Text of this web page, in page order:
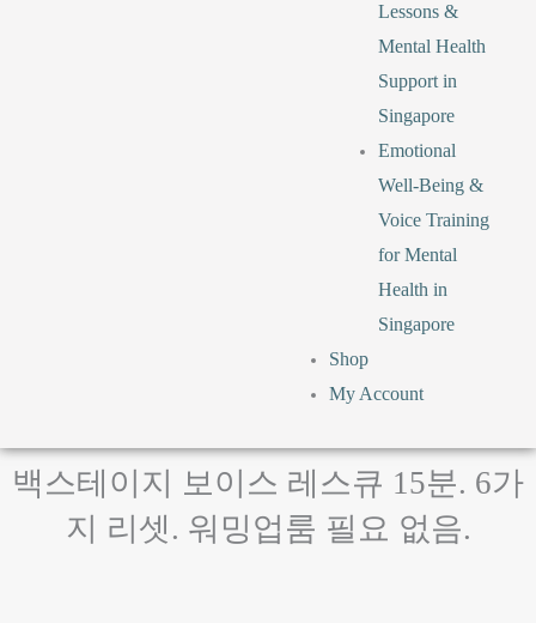
Lessons &
Mental Health
Support in
Singapore
Emotional
Well-Being &
Voice Training
for Mental
Health in
Singapore
Shop
My Account
백스테이지 보이스 레스큐 15분. 6가
지 리셋. 워밍업룸 필요 없음.